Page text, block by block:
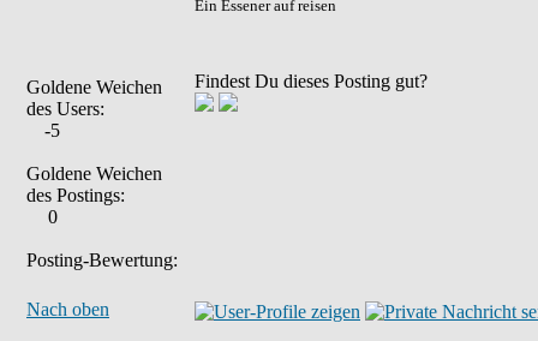
Goldene Weichen
des Users:
-5
Goldene Weichen
des Postings:
0
Posting-Bewertung:
Ein Essener auf reisen
Findest Du dieses Posting gut?
Nach oben